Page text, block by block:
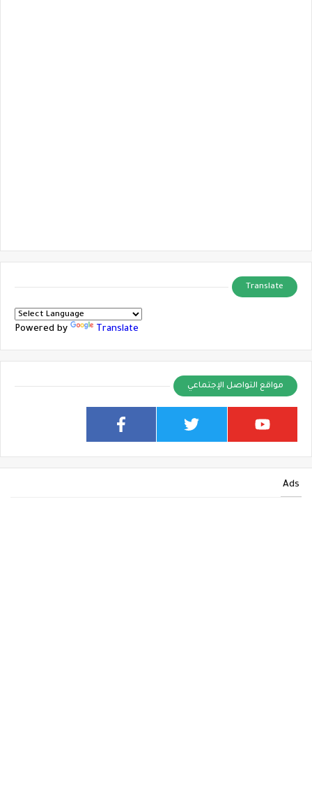
Translate
Powered by Translate
مواقع التواصل الإجتماعي
Ads